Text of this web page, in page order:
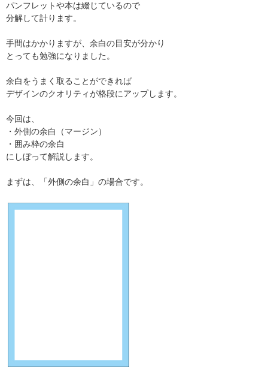
パンフレットや本は綴じているので
分解して計ります。
手間はかかりますが、余白の目安が分かり
とっても勉強になりました。
余白をうまく取ることができれば
デザインのクオリティが格段にアップします。
今回は、
・外側の余白（マージン）
・囲み枠の余白
にしぼって解説します。
まずは、「外側の余白」の場合です。